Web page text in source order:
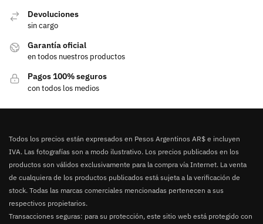
Devoluciones
sin cargo
Garantía oficial
en todos nuestros productos
Pagos 100% seguros
con todos los medios
Todos los precios están expresados en Pesos Argentinos AR$ e incluyen
IVA. Las fotografías son a modo ilustrativo. Los precios publicados en los
productos son válidos exclusivamente para la compra vía Internet. La venta
de cualquiera de los productos publicados está sujeta a la verificación de
stock. Todas las marcas comerciales mencionadas pertenecen a sus
respectivos propietarios.
Transacciones seguras: para su protección, este sitio web está protegido con